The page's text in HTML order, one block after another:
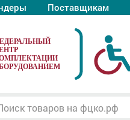
Поставщикам